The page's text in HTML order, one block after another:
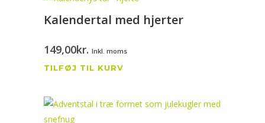
Kalendertal med hjerter
149,00kr. Inkl. moms
TILFØJ TIL KURV